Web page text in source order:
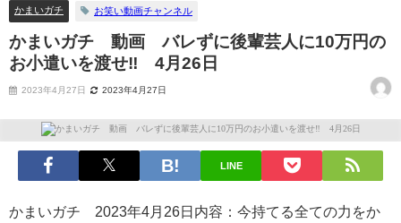
かまいガチ お笑い動画チャンネル
かまいガチ 動画 バレずに後輩芸人に10万円の
お小遣いを渡せ‼ 4月26日
2023年4月27日 2023年4月27日
LINE
かまいガチ 2023年4月26日内容：今持てる全ての力をか